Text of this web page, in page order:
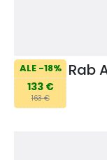
ALE -18%
133 €
163 €
Rab